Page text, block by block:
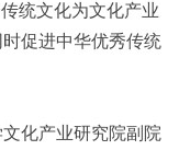
统文化为文化产业
促进中华优秀传统
化产业研究院副院